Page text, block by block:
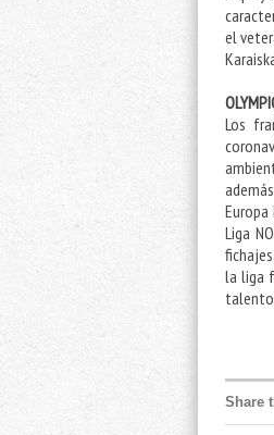
el
Los
Liga
la liga
talento
Share